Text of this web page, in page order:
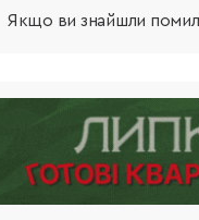
Якщо ви знайшли